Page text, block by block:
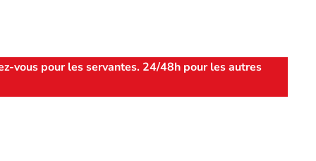
vous pour les servantes. 24/48h pour les autres